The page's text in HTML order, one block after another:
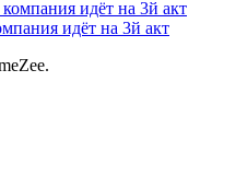
идёт на 3й акт